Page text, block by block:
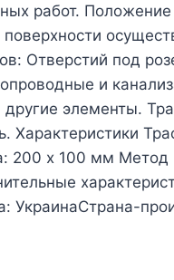
работ.
Отверстий под
и
элементы.
Характеристики
200 х 100 мм Метод
УкраинаСтрана-